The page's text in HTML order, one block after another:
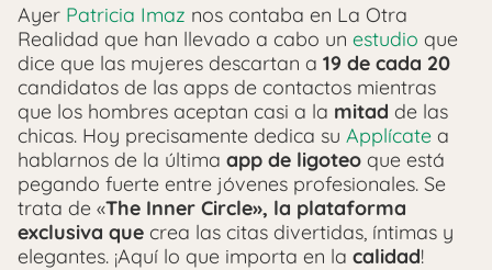
Ayer Patricia Imaz nos contaba en La Otra
Realidad que han llevado a cabo un estudio que
dice que las mujeres descartan a 19 de cada 20
candidatos de las apps de contactos mientras
que los hombres aceptan casi a la mitad de las
chicas. Hoy precisamente dedica su Applícate a
hablarnos de la última app de ligoteo que está
pegando fuerte entre jóvenes profesionales. Se
trata de «The Inner Circle», la plataforma
exclusiva que crea las citas divertidas, íntimas y
elegantes. ¡Aquí lo que importa en la calidad!